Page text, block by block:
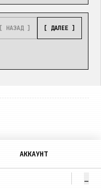
[ НАЗАД ] [ ДАЛЕЕ ]
АККАУНТ